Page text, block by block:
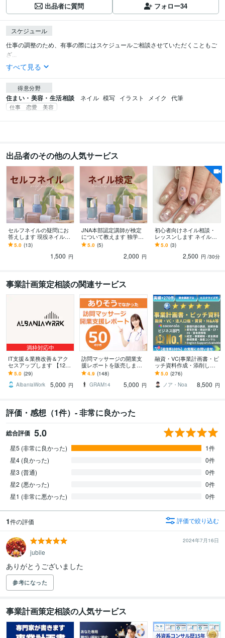
出品者に質問 フォロー34
スケジュール
仕事の調整のため、有事の際にはスケジュールご相談させていただくこともご
ざ...
すべて見る
得意分野
住まい・美容・生活相談 ネイル 模写 イラスト メイク 代筆
仕事 恋愛 美容
出品者のその他の人気サービス
セルフネイルの疑問にお
答えします 現役ネイル講
師がネイルの疑問やスク
ール選びをアドバイス！
5.0 (13)
1,500 円
JNA本部認定講師が検定
について教えます 独学の
方もok！ネイリスト検定
についてお答えします！
5.0 (5)
2,000 円
初心者向けネイル相談・
レッスンします ネイルに
ついてのご相談、実技指
導も可能です。
5.0 (3)
2,500 円 /30分
事業計画策定相談の関連サービス
満枠対応中
IT支援＆業務改善＆アク
セスアップします 【12・
13・17・21】営業・求
人・内部構築対策を行い
ます
5.0 (29)
AlbaniaWork
5,000 円
訪問マッサージの開業支
援レポートを販売します
FC加盟前にお読みくださ
い！ 訪問マッサージ開業
５０のツボ！
4.9 (148)
GRAM14
5,000 円
融資・VC|事業計画書・ピ
ッチ資料作成・添削しま
す 億円超の資金調達・実
績多数 | 経営13年のプロ
がサポート
5.0 (276)
ノア・Noa
8,500 円
評価・感想（1件）- 非常に良かった
総合評価 5.0
星5 (非常に良かった)
1件
星4 (良かった)
0件
星3 (普通)
0件
星2 (悪かった)
0件
星1 (非常に悪かった)
0件
1件の評価 評価で絞り込む
2024年7月16日
jubile
参考になった
事業計画策定相談の人気サービス